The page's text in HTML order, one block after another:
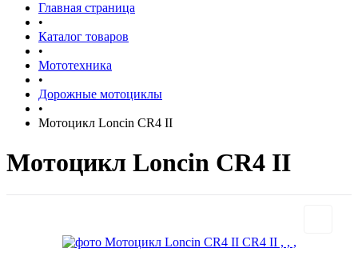
Главная страница
•
Каталог товаров
•
Мототехника
•
Дорожные мотоциклы
•
Мотоцикл Loncin CR4 II
Мотоцикл Loncin CR4 II